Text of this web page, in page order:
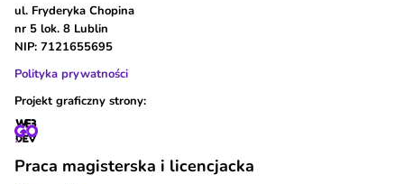
ul. Fryderyka Chopina
nr 5 lok. 8 Lublin
NIP: 7121655695
Polityka prywatności
Projekt graficzny strony:
Praca magisterska i licencjacka